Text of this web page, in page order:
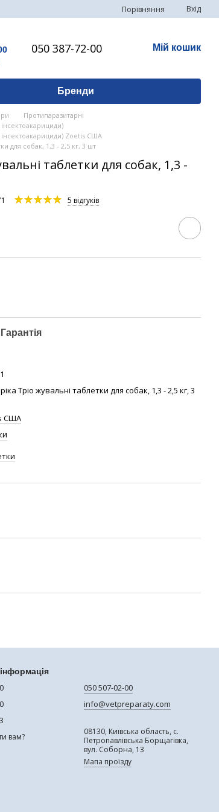
Порівняння Вхід
050 387-72-00 Мій кошик
Бренди
Протипаразитарні
інсектоакарициди) Zoetis США
для собак, 1,3 - 2,5 кг, 3 шт
таблетки для собак, 1,3 -
5 відгуків
Гарантія
Тріо жувальні таблетки для собак, 1,3 - 2,5 кг, 3
США
вам?
050 507-02-00
info@vetpreparaty.com
08130, Київська область, с.
Петропавлівська Борщагівка,
вул. Соборна, 13
Мапа проїзду